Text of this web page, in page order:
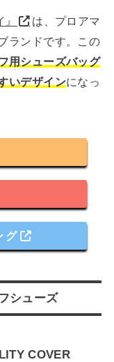
は、プロアマ
ランドです。この
用シューズバッグ
いデザインになっ
グ
シューズ
COVER